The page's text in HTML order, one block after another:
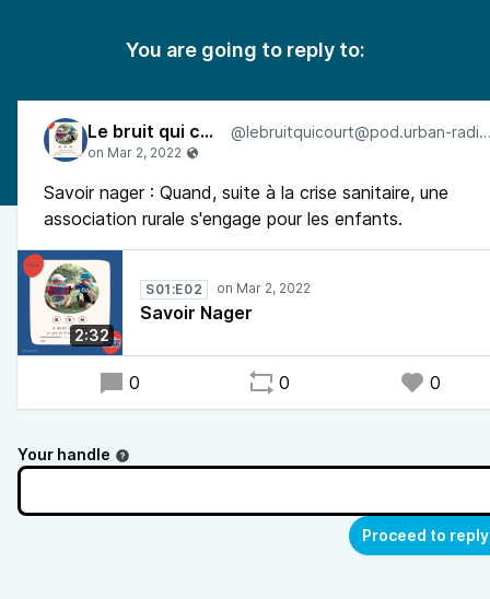
You are going to reply to:
Le bruit qui court
Savoir nager : Quand, suite à la crise sanitaire, une
association rurale s'engage pour les enfants.
2:32
S01:E02
Savoir Nager
0 0 0
Your handle
Proceed to reply